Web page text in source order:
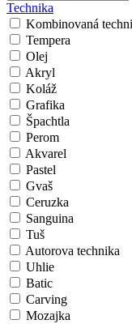
Technika
Kombinovaná
Tempera
Olej
Akryl
Koláž
Grafika
Špachtla
Perom
Akvarel
Pastel
Gvaš
Ceruzka
Sanguina
Tuš
Autorova technika
Uhlie
Batic
Carving
Mozajka